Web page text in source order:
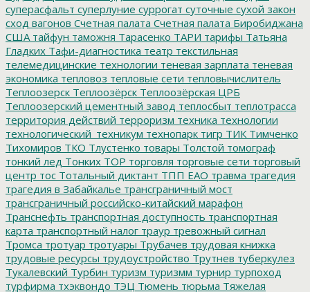
суперасфальт суперлуние суррогат суточные сухой закон
сход вагонов Счетная палата Счетная палата Биробиджана
США тайфун таможня Тарасенко ТАРИ тарифы Татьяна
Гладких Тафи-диагностика театр текстильная
телемедицинские технологии теневая зарплата теневая
экономика тепловоз тепловые сети тепловычислитель
Теплоозерск Теплоозёрск Теплоозёрская ЦРБ
Теплоозерский цементный завод теплосбыт теплотрасса
территория действий терроризм техника технологии
технологический_техникум технопарк тигр ТИК Тимченко
Тихомиров ТКО Тлустенко товары Толстой томограф
тонкий лед Тонких ТОР торговля торговые сети торговый
центр тос Тотальный диктант ТПП ЕАО травма трагедия
трагедия в Забайкалье трансграничный мост
трансграничный российско-китайский марафон
Транснефть транспортная доступность транспортная
карта транспортный налог траур тревожный сигнал
Тромса тротуар тротуары Трубачев трудовая книжка
трудовые ресурсы трудоустройство Трутнев туберкулез
Тукалевский Турбин туризм туризмм турнир турпоход
турфирма тхэквондо ТЭЦ Тюмень тюрьма Тяжелая